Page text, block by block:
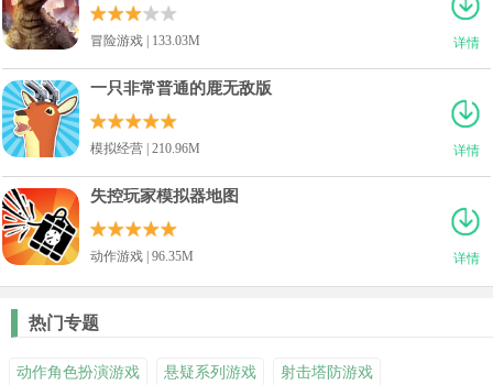
详情
冒险游戏 | 133.03M
详情
一只非常普通的鹿无敌版
模拟经营 | 210.96M
详情
失控玩家模拟器地图
动作游戏 | 96.35M
热门专题
动作角色扮演游戏 悬疑系列游戏 射击塔防游戏